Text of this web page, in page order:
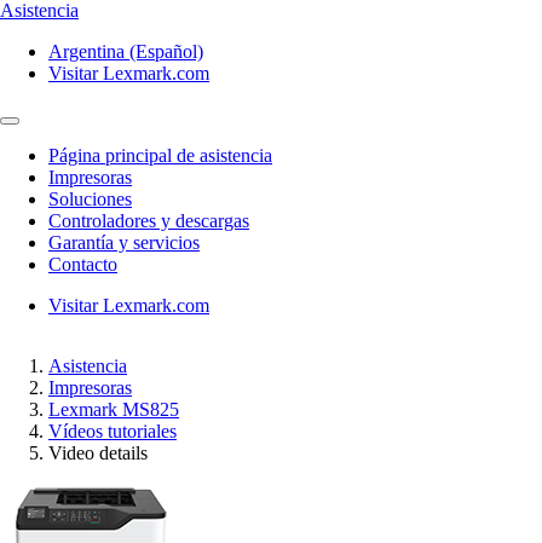
Asistencia
Argentina (Español)
Visitar Lexmark.com
Página principal de asistencia
Impresoras
Soluciones
Controladores y descargas
Garantía y servicios
Contacto
Visitar Lexmark.com
Asistencia
Impresoras
Lexmark MS825
Vídeos tutoriales
Video details